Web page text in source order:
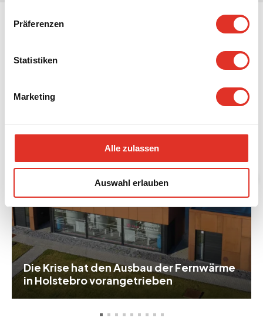
Präferenzen
Statistiken
Marketing
Alle zulassen
Auswahl erlauben
Die Krise hat den Ausbau der Fernwärme
in Holstebro vorangetrieben